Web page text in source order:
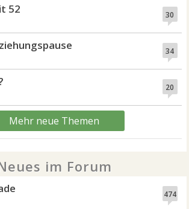
30
52
34
20
Mehr neue Themen
im Forum
474